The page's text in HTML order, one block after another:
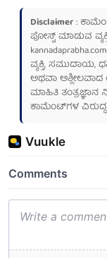
Disclaimer:
ಪೋಸ್ಟ್ ಮಾಡುವ
kannadaprabha.com
ವ್ಯಕ್ತಿ, ಸಮುದಾಯ,
ಅಥವಾ
ಮಾಹಿತಿ
ಕಾಮೆಂಟ್‌ಗಳ ವಿರುದ್ಧ